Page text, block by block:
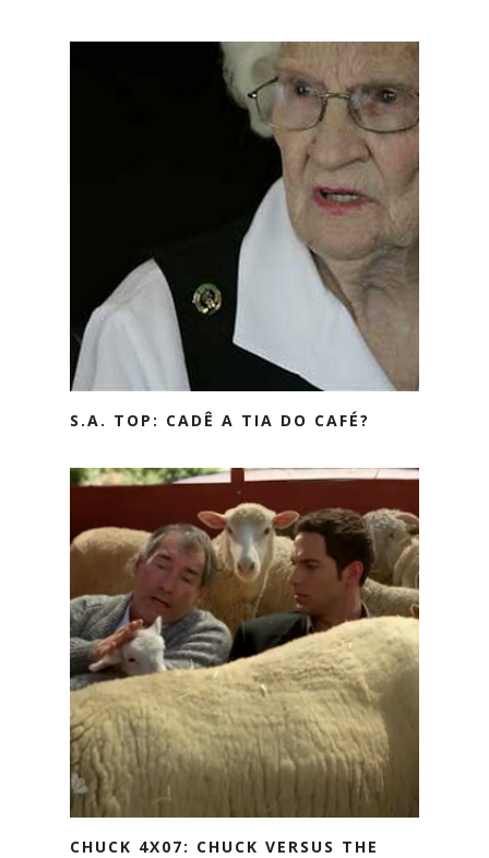
S.A. TOP: CADÊ A TIA DO CAFÉ?
CHUCK 4X07: CHUCK VERSUS THE